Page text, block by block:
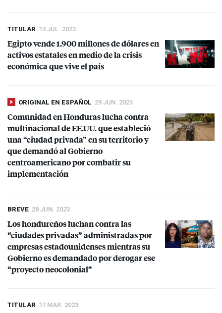
TITULAR 14 JUL. 2023
Egipto vende 1.900 millones de dólares en
activos estatales en medio de la crisis
económica que vive el país
ORIGINAL EN ESPAÑOL 29 JUN. 2023
Comunidad en Honduras lucha contra
multinacional de EE.UU. que estableció
una “ciudad privada” en su territorio y
que demandó al Gobierno
centroamericano por combatir su
implementación
BREVE 28 JUN. 2023
Los hondureños luchan contra las
“ciudades privadas” administradas por
empresas estadounidenses mientras su
Gobierno es demandado por derogar ese
“proyecto neocolonial”
TITULAR 17 MAR. 2023